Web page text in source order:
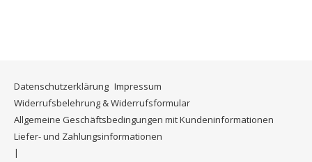
Datenschutzerklärung Impressum
Widerrufsbelehrung & Widerrufsformular
Allgemeine Geschäftsbedingungen mit Kundeninformationen
Liefer- und Zahlungsinformationen